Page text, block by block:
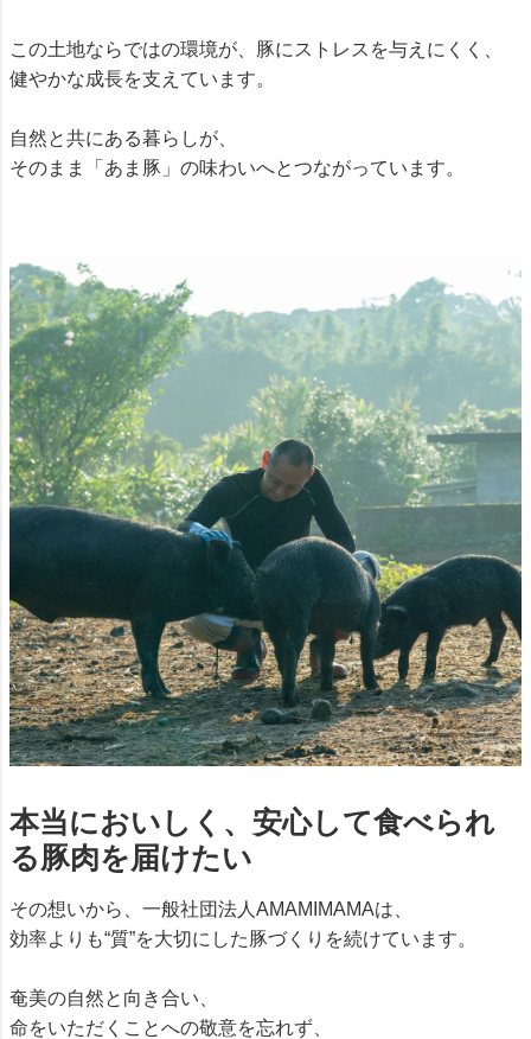
この土地ならではの環境が、豚にストレスを与えにくく、
健やかな成長を支えています。
自然と共にある暮らしが、
そのまま「あま豚」の味わいへとつながっています。
本当においしく、安心して食べられ
る豚肉を届けたい
その想いから、一般社団法人AMAMIMAMAは、
効率よりも“質”を大切にした豚づくりを続けています。
奄美の自然と向き合い、
命をいただくことへの敬意を忘れず、